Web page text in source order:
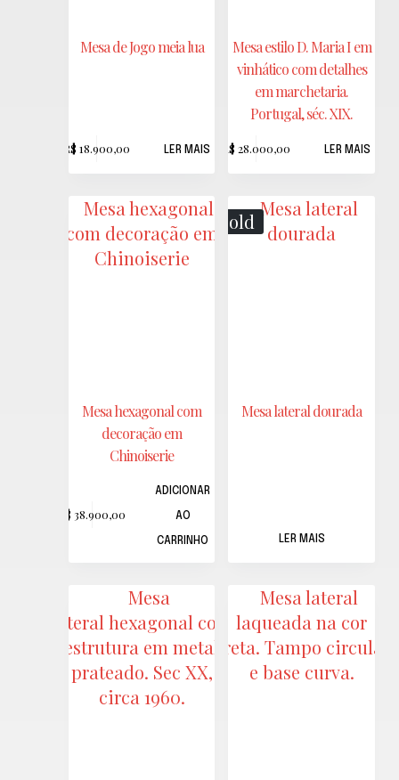
Mesa de Jogo meia lua
R$ 18.900,00 LER MAIS
Mesa estilo D. Maria I em
vinhático com detalhes
em marchetaria.
Portugal, séc. XIX.
R$ 28.000,00 LER MAIS
Mesa hexagonal com
decoração em
Chinoiserie
R$ 38.900,00
ADICIONAR
AO
CARRINHO
Sold
Mesa lateral dourada
LER MAIS